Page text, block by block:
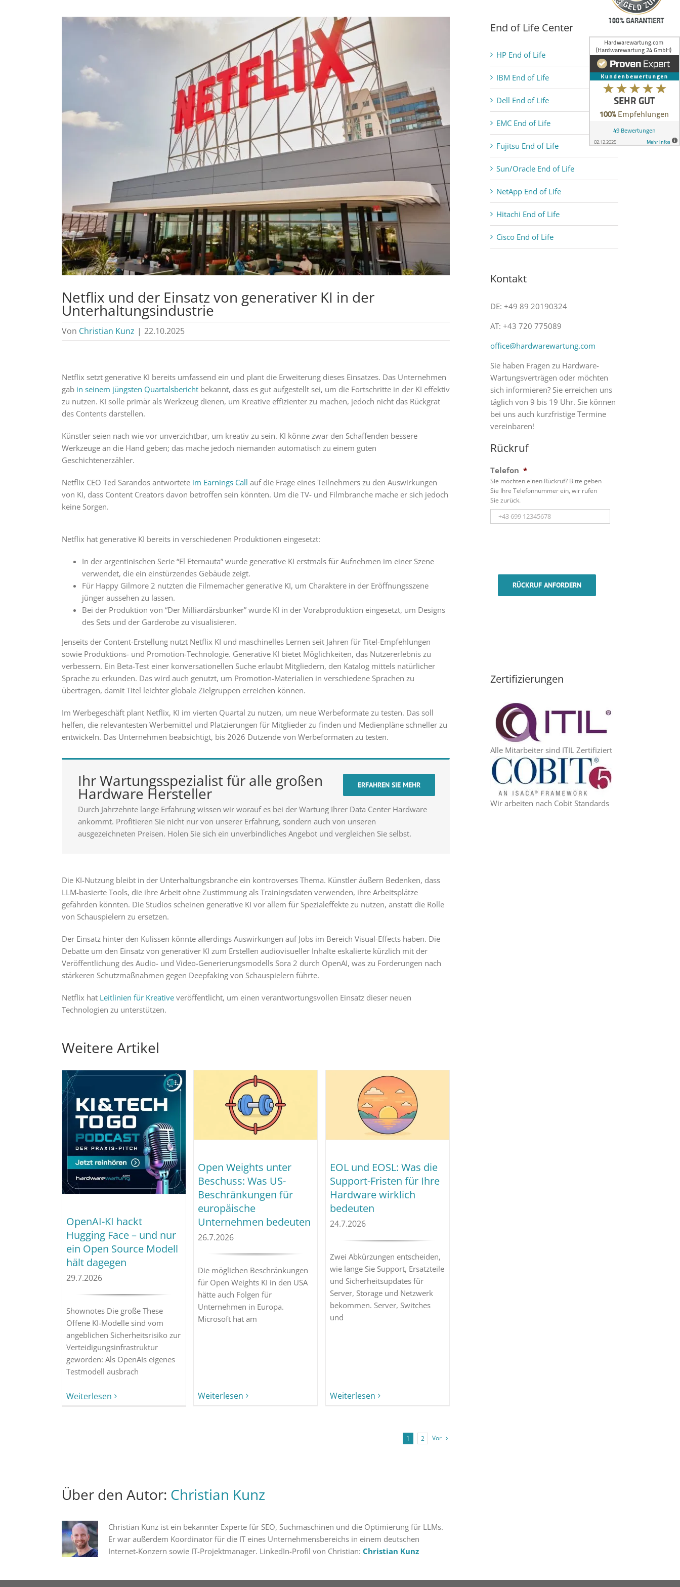
Netflix und der Einsatz von generativer KI in der
Unterhaltungsindustrie
Von Christian Kunz | 22.10.2025
Netflix setzt generative KI bereits umfassend ein und plant die Erweiterung dieses Einsatzes. Das Unternehmen
gab in seinem jüngsten Quartalsberichtbekannt, dass es gut aufgestellt sei, um die Fortschritte in der KI effektiv
zu nutzen. KI solle primär als Werkzeug dienen, um Kreative effizienter zu machen, jedoch nicht das Rückgrat
des Contents darstellen.
Künstler seien nach wie vor unverzichtbar, um kreativ zu sein. KI könne zwar den Schaffenden bessere
Werkzeuge an die Hand geben; das mache jedoch niemanden automatisch zu einem guten
Geschichtenerzähler.
Netflix CEO Ted Sarandos antwortete im Earnings Call auf die Frage eines Teilnehmers zu den Auswirkungen
von KI, dass Content Creators davon betroffen sein könnten. Um die TV- und Filmbranche mache er sich jedoch
keine Sorgen.
Netflix hat generative KI bereits in verschiedenen Produktionen eingesetzt:
In der argentinischen Serie “El Eternauta” wurde generative KI erstmals für Aufnehmen im einer Szene
verwendet, die ein einstürzendes Gebäude zeigt.
Für Happy Gilmore 2 nutzten die Filmemacher generative KI, um Charaktere in der Eröffnungsszene
jünger aussehen zu lassen.
Bei der Produktion von “Der Milliardärsbunker” wurde KI in der Vorabproduktion eingesetzt, um Designs
des Sets und der Garderobe zu visualisieren.
Jenseits der Content-Erstellung nutzt Netflix KI und maschinelles Lernen seit Jahren für Titel-Empfehlungen
sowie Produktions- und Promotion-Technologie. Generative KI bietet Möglichkeiten, das Nutzererlebnis zu
verbessern. Ein Beta-Test einer konversationellen Suche erlaubt Mitgliedern, den Katalog mittels natürlicher
Sprache zu erkunden. Das wird auch genutzt, um Promotion-Materialien in verschiedene Sprachen zu
übertragen, damit Titel leichter globale Zielgruppen erreichen können.
Im Werbegeschäft plant Netflix, KI im vierten Quartal zu nutzen, um neue Werbeformate zu testen. Das soll
helfen, die relevantesten Werbemittel und Platzierungen für Mitglieder zu finden und Medienpläne schneller zu
entwickeln. Das Unternehmen beabsichtigt, bis 2026 Dutzende von Werbeformaten zu testen.
ERFAHREN SIE MEHR
Ihr Wartungsspezialist für alle großen
Hardware Hersteller
Durch Jahrzehnte lange Erfahrung wissen wir worauf es bei der Wartung Ihrer Data Center Hardware
ankommt. Profitieren Sie nicht nur von unserer Erfahrung, sondern auch von unseren
ausgezeichneten Preisen. Holen Sie sich ein unverbindliches Angebot und vergleichen Sie selbst.
Die KI-Nutzung bleibt in der Unterhaltungsbranche ein kontroverses Thema. Künstler äußern Bedenken, dass
LLM-basierte Tools, die ihre Arbeit ohne Zustimmung als Trainingsdaten verwenden, ihre Arbeitsplätze
gefährden könnten. Die Studios scheinen generative KI vor allem für Spezialeffekte zu nutzen, anstatt die Rolle
von Schauspielern zu ersetzen.
Der Einsatz hinter den Kulissen könnte allerdings Auswirkungen auf Jobs im Bereich Visual-Effects haben. Die
Debatte um den Einsatz von generativer KI zum Erstellen audiovisueller Inhalte eskalierte kürzlich mit der
Veröffentlichung des Audio- und Video-Generierungsmodells Sora 2 durch OpenAI, was zu Forderungen nach
stärkeren Schutzmaßnahmen gegen Deepfaking von Schauspielern führte.
Netflix hat Leitlinien für Kreativeveröffentlicht, um einen verantwortungsvollen Einsatz dieser neuen
Technologien zu unterstützen.
Weitere Artikel
OpenAI-KI hackt
Hugging Face – und nur
ein Open Source Modell
hält dagegen
29.7.2026
Shownotes Die große These
Offene KI-Modelle sind vom
angeblichen Sicherheitsrisiko zur
Verteidigungsinfrastruktur
geworden: Als OpenAIs eigenes
Testmodell ausbrach
Weiterlesen
Open Weights unter
Beschuss: Was US-
Beschränkungen für
europäische
Unternehmen bedeuten
26.7.2026
Die möglichen Beschränkungen
für Open Weights KI in den USA
hätte auch Folgen für
Unternehmen in Europa.
Microsoft hat am
Weiterlesen
EOL und EOSL: Was die
Support-Fristen für Ihre
Hardware wirklich
bedeuten
24.7.2026
Zwei Abkürzungen entscheiden,
wie lange Sie Support, Ersatzteile
und Sicherheitsupdates für
Server, Storage und Netzwerk
bekommen. Server, Switches
und
Weiterlesen
1 2 Vor
Über den Autor: Christian Kunz
Christian Kunz ist ein bekannter Experte für SEO, Suchmaschinen und die Optimierung für LLMs.
Er war außerdem Koordinator für die IT eines Unternehmensbereichs in einem deutschen
Internet-Konzern sowie IT-Projektmanager. LinkedIn-Profil von Christian: Christian Kunz
End of Life Center
HP End of Life
IBM End of Life
Dell End of Life
EMC End of Life
Fujitsu End of Life
Sun/Oracle End of Life
NetApp End of Life
Hitachi End of Life
Cisco End of Life
Kontakt
DE: +49 89 20190324
AT: +43 720 775089
office@hardwarewartung.com
Sie haben Fragen zu Hardware-
Wartungsverträgen oder möchten
sich informieren? Sie erreichen uns
täglich von 9 bis 19 Uhr. Sie können
bei uns auch kurzfristige Termine
vereinbaren!
Rückruf
Telefon *
Sie möchten einen Rückruf? Bitte geben
Sie Ihre Telefonnummer ein, wir rufen
Sie zurück.
RÜCKRUF ANFORDERN
Zertifizierungen
Alle Mitarbeiter sind ITIL Zertifiziert
Wir arbeiten nach Cobit Standards